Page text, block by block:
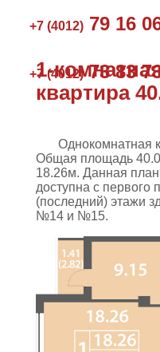
+7 (4012) 79 16
+7 (4012) 73 83
1-
квартира
Однокомнатная
Общая площадь
18.26м. Данная
доступна с первого
(последний) этажи
№14 и №15.